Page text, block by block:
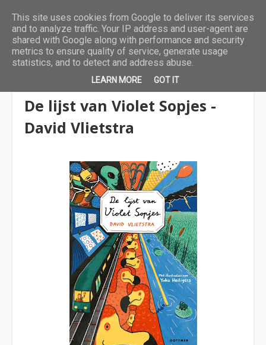
De lijst van Violet Sopjes -
David Vlietstra
This site uses cookies from Google to deliver its services
and to analyze traffic. Your IP address and user-agent are
shared with Google along with performance and security
metrics to ensure quality of service, generate usage
statistics, and to detect and address abuse.
LEARN MORE GOT IT